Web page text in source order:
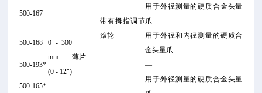
0 - 300
mm
(0 - 12")
薄片
带有拇指调节
滚轮
500-167
用于外径测量的硬质合金头量
爪
500-168
用于外径和内径测量的硬质合
金头量爪
500-193*
—
500-165* —
用于外径测量的硬质合金头量